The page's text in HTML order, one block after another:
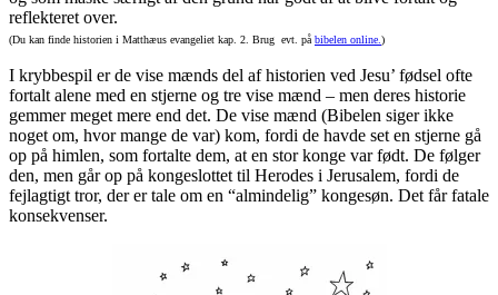
reflekteret over.
(Du kan finde historien i Matthæus evangeliet kap. 2. Brug evt. på bibelen online. )
I krybbespil er de vise mænds del af historien ved Jesu’ fødsel ofte
fortalt alene med en stjerne og tre vise mænd – men deres historie
gemmer meget mere end det. De vise mænd (Bibelen siger ikke
noget om, hvor mange de var) kom, fordi de havde set en stjerne gå
op på himlen, som fortalte dem, at en stor konge var født. De følger
den, men går op på kongeslottet til Herodes i Jerusalem, fordi de
fejlagtigt tror, der er tale om en “almindelig” kongesøn. Det får fatale
konsekvenser.